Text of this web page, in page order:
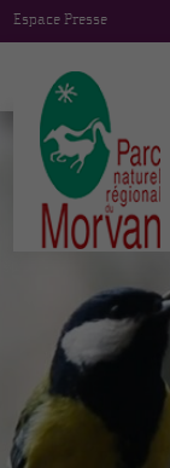
Espace Presse